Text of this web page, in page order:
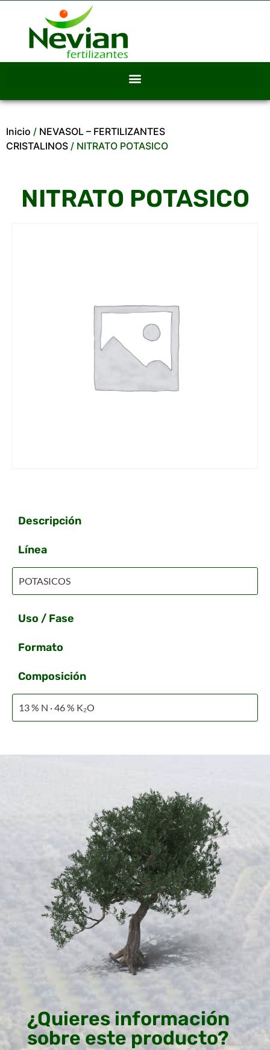
Inicio / NEVASOL – FERTILIZANTES
CRISTALINOS / NITRATO POTASICO
NITRATO POTASICO
Descripción
Línea
POTASICOS
Uso / Fase
Formato
Composición
13 % N · 46 % K₂O
¿Quieres información
sobre este producto?